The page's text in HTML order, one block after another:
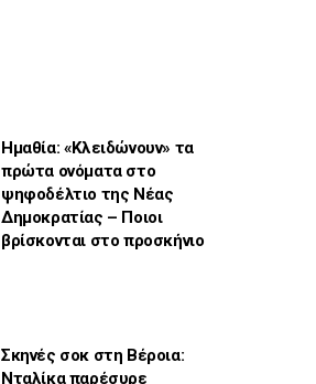
Ημαθία: «Κλειδώνουν» τα
πρώτα ονόματα στο
ψηφοδέλτιο της Νέας
Δημοκρατίας – Ποιοι
βρίσκονται στο προσκήνιο
Σκηνές σοκ στη Βέροια:
Νταλίκα παρέσυρε